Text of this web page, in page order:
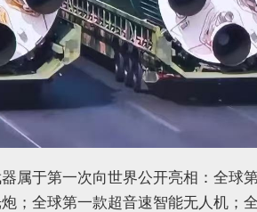
属于第一次向世界公开亮相：全球
；全球第一款超音速智能无人机；